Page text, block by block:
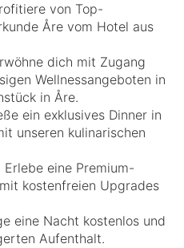
von Top-
Åre vom Hotel aus
dich mit Zugang
Wellnessangeboten in
in Åre.
ein exklusives Dinner in
unseren kulinarischen
Erlebe eine Premium-
kostenfreien Upgrades
eine Nacht kostenlos und
Aufenthalt.